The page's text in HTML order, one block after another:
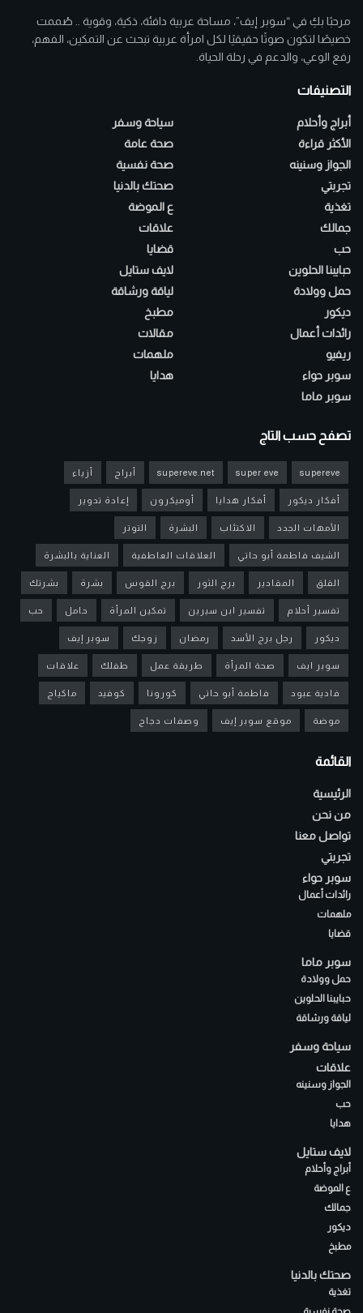
مرحبًا بكِ في “سوبر إيف”، مساحة عربية دافئة، ذكية، وقوية .. صُممت
خصيصًا لتكون صوتًا حقيقيًا لكل امرأة عربية تبحث عن التمكين، الفهم،
رفع الوعي، والدعم في رحلة الحياة.
التصنيفات
أبراج وأحلام
الأكثر قراءة
الجواز وسنينه
تجربتي
تغذية
جمالك
حب
حبايبنا الحلوين
حمل وولادة
ديكور
رائدات أعمال
ريفيو
سوبر حواء
سوبر ماما
سياحة وسفر
صحة عامة
صحة نفسية
صحتك بالدنيا
ع الموضة
علاقات
قضايا
لايف ستايل
لياقة ورشاقة
مطبخ
مقالات
ملهمات
هدايا
تصفح حسب التاج
supereve
super eve
supereve.net أبراج أزياء
أفكار ديكور أفكار هدايا أوميكرون إعادة تدوير
الأمهات الجدد الاكتئاب البشرة التوتر
الشيف فاطمة أبو حاتي العلاقات العاطفية العناية بالبشرة
القلق المقادير برج الثور برج القوس بشرة بشرتك
تفسير أحلام تفسير ابن سيرين تمكين المرأة حامل حب
ديكور رجل برج الأسد رمضان زوجك سوبر إيف
سوبر ايف صحة المرأة طريقة عمل طفلك علاقات
فادية عبود فاطمة أبو حاتي كورونا كوفيد ماكياج
موضة موقع سوبر إيف وصفات دجاج
القائمة
الرئيسية
من نحن
تواصل معنا
تجربتي
سوبر حواء
رائدات أعمال
ملهمات
قضايا
سوبر ماما
حمل وولادة
حبايبنا الحلوين
لياقة ورشاقة
سياحة وسفر
علاقات
الجواز وسنينه
حب
هدايا
لايف ستايل
أبراج وأحلام
ع الموضة
جمالك
ديكور
مطبخ
صحتك بالدنيا
تغذية